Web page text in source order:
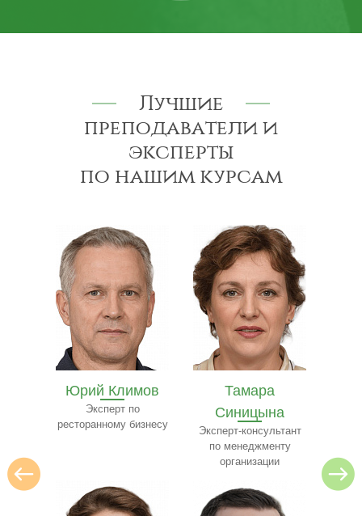
Лучшие
преподаватели и
эксперты
по нашим курсам
Тамара
Синицына
Эксперт-консультант
Рустам Миронов
Эксперт в сфере ЖКХ